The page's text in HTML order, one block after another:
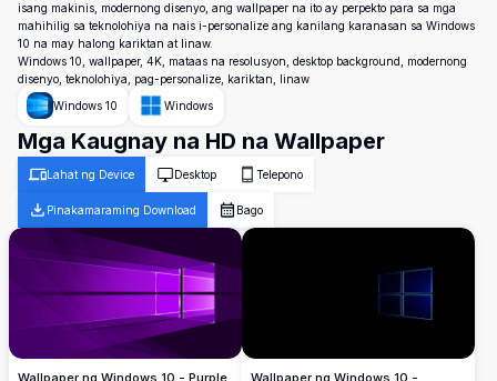
isang makinis, modernong disenyo, ang wallpaper na ito ay perpekto para sa mga
mahihilig sa teknolohiya na nais i-personalize ang kanilang karanasan sa Windows
10 na may halong kariktan at linaw.
Windows 10, wallpaper, 4K, mataas na resolusyon, desktop background, modernong
disenyo, teknolohiya, pag-personalize, kariktan, linaw
Windows 10
Windows
Mga Kaugnay na HD na Wallpaper
Lahat ng Device Desktop Telepono
Pinakamaraming Download Bago
Wallpaper ng Windows 10 - Purple
Wallpaper ng Windows 10 -